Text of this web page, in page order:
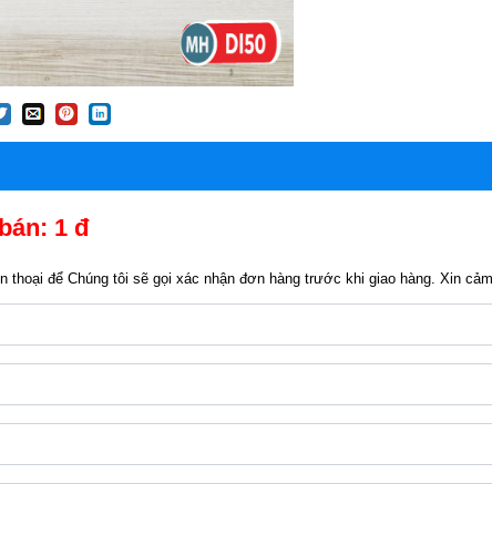
1 đ
thoại để Chúng tôi sẽ gọi xác nhận đơn hàng trước khi giao hàng. Xin